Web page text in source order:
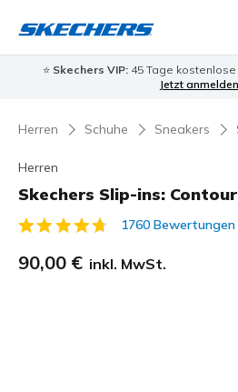
⭐ Skechers VIP:45 Tage kostenlose
Jetzt anmelden
Herren Schuhe Sneakers
Herren
Skechers Slip-ins:
4,5 von 5 Kundenbewertungen
1760 Bewertungen
90,00 € inkl. MwSt.